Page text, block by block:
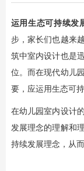
运用生态可持续发
步，家长们也越来
筑中室内设计也是
位。而在现代幼儿
要，应运用生态可
在幼儿园室内设计
发展理念的理解和
持续发展理念，从